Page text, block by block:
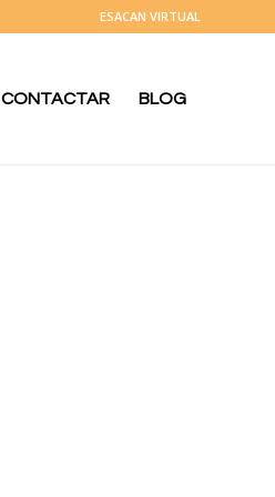
ESACAN VIRTUAL
CONTACTAR BLOG